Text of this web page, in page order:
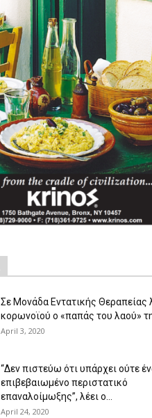
Σε Μονάδα Εντατικής Θεραπείας
κορωνοϊού ο «παπάς του λαού»
April 3, 2020
“Δεν πιστεύω ότι υπάρχει ούτε
επιβεβαιωμένο περιστατικό
επαναλοίμωξης”, λέει ο...
April 24, 2020